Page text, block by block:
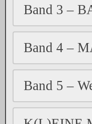
Band 3 –
Band 4 –
Band 5 –